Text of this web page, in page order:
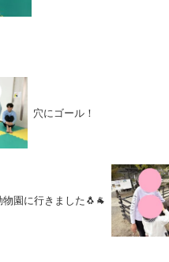
穴にゴール！
物園に行きました🐧🐐